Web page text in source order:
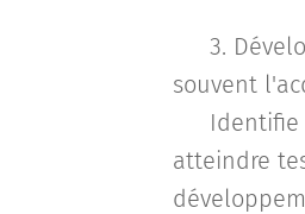
❎ 3.
souvent
🔑
atteindre